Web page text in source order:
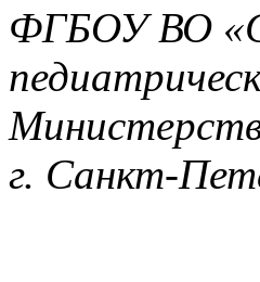
ФГБОУ ВО
г. Санкт-